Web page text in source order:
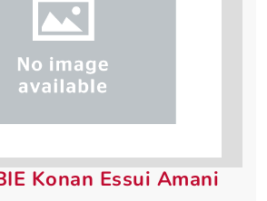
Konan Essui Amani